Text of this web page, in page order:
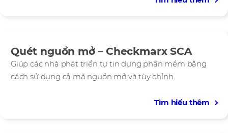
Quét nguồn mở – Checkmarx SCA
Giúp các nhà phát triển tự tin dựng phần mềm bằng
cách sử dụng cả mã nguồn mở và tùy chỉnh.
Tìm hiểu thêm